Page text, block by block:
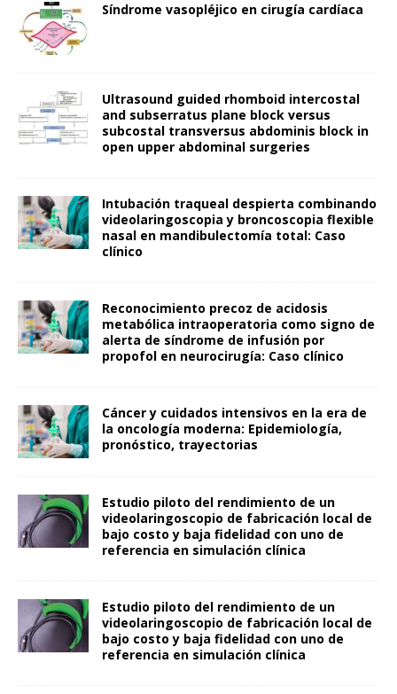
Síndrome vasopléjico en cirugía cardíaca
Ultrasound guided rhomboid intercostal
and subserratus plane block versus
subcostal transversus abdominis block in
open upper abdominal surgeries
Intubación traqueal despierta combinando
videolaringoscopia y broncoscopia flexible
nasal en mandibulectomía total: Caso
clínico
Reconocimiento precoz de acidosis
metabólica intraoperatoria como signo de
alerta de síndrome de infusión por
propofol en neurocirugía: Caso clínico
Cáncer y cuidados intensivos en la era de
la oncología moderna: Epidemiología,
pronóstico, trayectorias
Estudio piloto del rendimiento de un
videolaringoscopio de fabricación local de
bajo costo y baja fidelidad con uno de
referencia en simulación clínica
Estudio piloto del rendimiento de un
videolaringoscopio de fabricación local de
bajo costo y baja fidelidad con uno de
referencia en simulación clínica